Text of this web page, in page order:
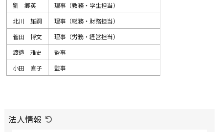
劉 郷英
理事（教務・学生担当）
北川 雄嗣
理事（総務・財務担当）
菅田 博文
理事（労務・経営担当）
渡邉 雅史
監事
小田 直子
監事
法人情報